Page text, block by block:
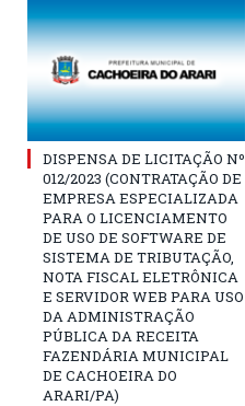
DISPENSA DE LICITAÇÃO Nº
012/2023 (CONTRATAÇÃO DE
EMPRESA ESPECIALIZADA
PARA O LICENCIAMENTO
DE USO DE SOFTWARE DE
SISTEMA DE TRIBUTAÇÃO,
NOTA FISCAL ELETRÔNICA
E SERVIDOR WEB PARA USO
DA ADMINISTRAÇÃO
PÚBLICA DA RECEITA
FAZENDÁRIA MUNICIPAL
DE CACHOEIRA DO
ARARI/PA)